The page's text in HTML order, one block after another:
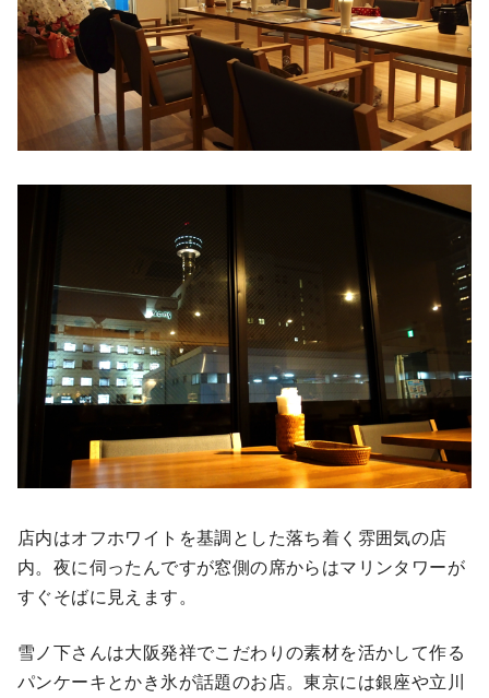
店内はオフホワイトを基調とした落ち着く雰囲気の店
内。夜に伺ったんですが窓側の席からはマリンタワーが
すぐそばに見えます。
雪ノ下さんは大阪発祥でこだわりの素材を活かして作る
パンケーキとかき氷が話題のお店。東京には銀座や立川